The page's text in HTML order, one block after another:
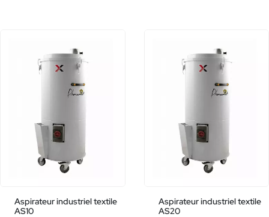
Aspirateur industriel textile
AS10
Aspirateur industriel textile
AS20